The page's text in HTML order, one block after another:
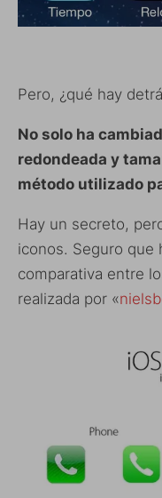
Pero, ¿qué hay
No solo ha
redondeada y
método utilizado
Hay un secreto,
iconos. Seguro que
comparativa entre
realizada por «